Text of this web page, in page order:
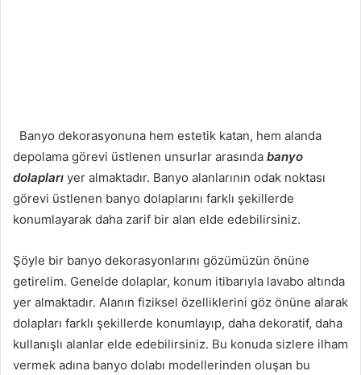
Banyo dekorasyonuna hem estetik katan, hem alanda
depolama görevi üstlenen unsurlar arasında banyo
dolapları yer almaktadır. Banyo alanlarının odak noktası
görevi üstlenen banyo dolaplarını farklı şekillerde
konumlayarak daha zarif bir alan elde edebilirsiniz.
Şöyle bir banyo dekorasyonlarını gözümüzün önüne
getirelim. Genelde dolaplar, konum itibarıyla lavabo altında
yer almaktadır. Alanın fiziksel özelliklerini göz önüne alarak
dolapları farklı şekillerde konumlayıp, daha dekoratif, daha
kullanışlı alanlar elde edebilirsiniz. Bu konuda sizlere ilham
vermek adına banyo dolabı modellerinden oluşan bu